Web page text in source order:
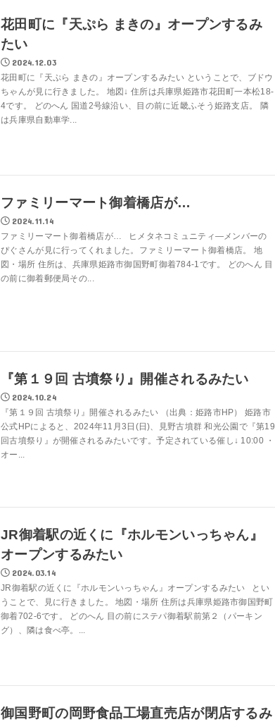
花田町に『天ぷら まきの』オープンするみ
たい
2024.12.03
花田町に『天ぷら まきの』オープンするみたい ということで、ブドウ
ちゃんが見に行きました。 地図↓ 住所は兵庫県姫路市花田町一本松18-
4です。 どのへん 国道2号線沿い、目の前に近畿ふそう姫路支店。 隣
は兵庫県自動車学...
ファミリーマート御着橋店が…
2024.11.14
ファミリーマート御着橋店が… ヒメタネコミュニティ―メンバーの
ぴぐさんが見に行ってくれました。ファミリーマート御着橋店。 地
図・場所 住所は、兵庫県姫路市御国野町御着784-1です。 どのへん 目
の前に御着郵便局その...
『第１９回 古墳祭り』開催されるみたい
2024.10.24
『第１９回 古墳祭り』開催されるみたい （出典：姫路市HP） 姫路市
公式HPによると、2024年11月3日(日)、見野古墳群 和光公園で『第19
回古墳祭り』が開催されるみたいです。予定されている催し↓ 10:00 ・
オー...
JR御着駅の近くに『ホルモンいっちゃん』
オープンするみたい
2024.03.14
JR御着駅の近くに『ホルモンいっちゃん』オープンするみたい とい
うことで、見に行きました。 地図・場所 住所は兵庫県姫路市御国野町
御着702-6です。 どのへん 目の前にステパ御着駅前第２（パーキン
グ）、隣は食べ亭。...
御国野町の岡野食品工場直売店が閉店するみ